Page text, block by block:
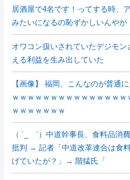
居酒屋で4名です！ってする時、
みたいになるの恥ずかしいんやが
オワコン扱いされていたデジモン
える利益を生み出していた
【画像】 福岡、こんなのが普通
ｗｗｗｗｗｗｗｗｗｗｗｗｗｗ
ｗｗｗｗｗｗｗ
（ ´_ゝ`）中道幹事長、食料品消
批判 → 記者「中道改革連合は食
げていたが？」→ 階猛氏「